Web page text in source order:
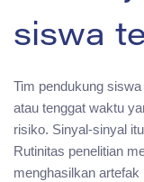
siswa
Tim pendukung
atau tenggat waktu
risiko. Sinyal-sinyal
Rutinitas penelitian
menghasilkan